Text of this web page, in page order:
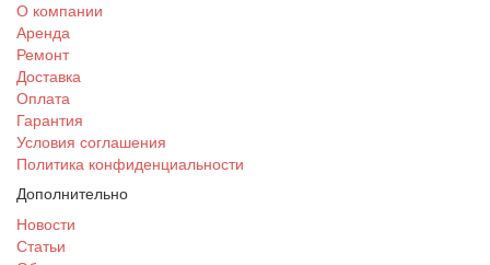
О компании
Аренда
Ремонт
Доставка
Оплата
Гарантия
Условия соглашения
Политика конфиденциальности
Дополнительно
Новости
Статьи